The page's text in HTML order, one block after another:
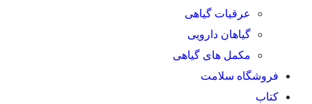
عرقیات گیاهی
گیاهان دارویی
مکمل های گیاهی
فروشگاه سلامت
کتاب